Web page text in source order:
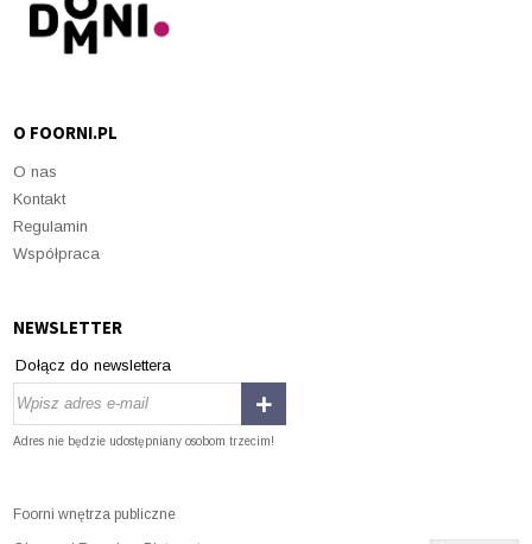
O FOORNI.PL
O nas
Kontakt
Regulamin
Współpraca
NEWSLETTER
Dołącz do newslettera
Adres nie będzie udostępniany osobom trzecim!
Foorni wnętrza publiczne